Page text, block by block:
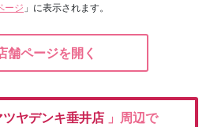
ージ 」に表示されます。
舗ページを開く
ツヤデンキ垂井店 」周辺で